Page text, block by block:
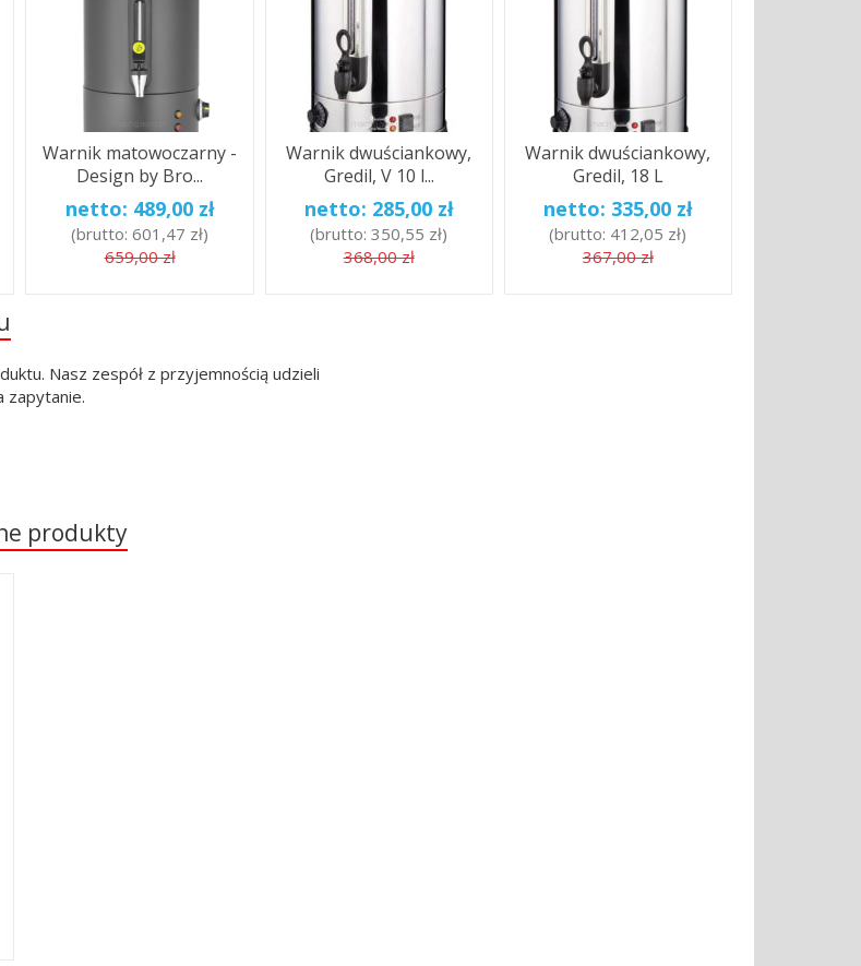
Warnik matowoczarny -
Design by Bro...
netto: 489,00 zł
(brutto:601,47 zł)
659,00 zł
Warnik dwuściankowy,
Gredil, V 10 l...
netto: 285,00 zł
(brutto:350,55 zł)
368,00 zł
Warnik dwuściankowy,
Gredil, 18 L
netto: 335,00 zł
(brutto: 412,05 zł)
367,00 zł
Nasz zespół z przyjemnością udzieli
zapytanie.
produkty